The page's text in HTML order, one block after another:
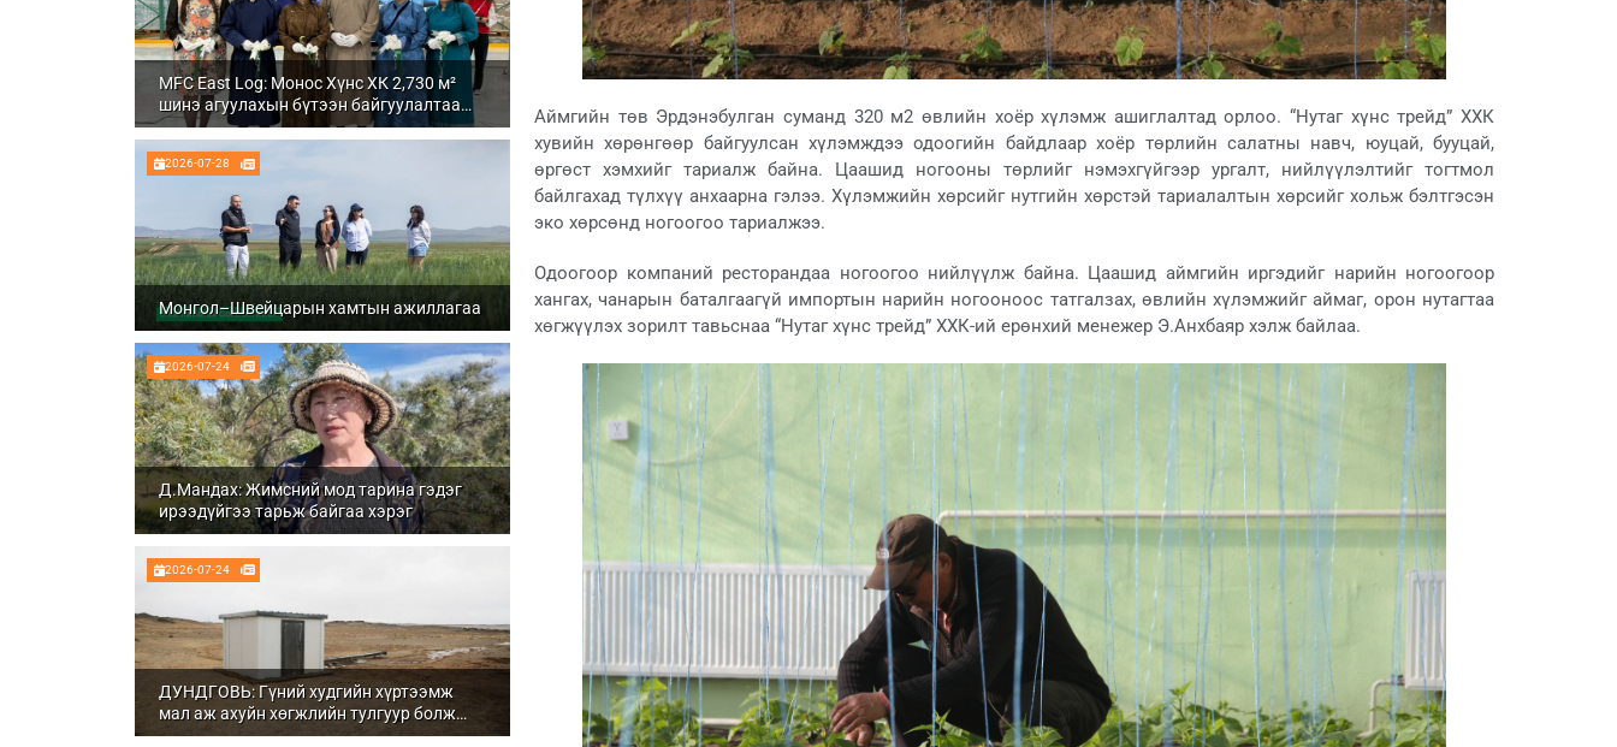
MFC East Log: Монос Хүнс ХК 2,730 м²
шинэ агуулахын бүтээн байгуулалтаа
бүрэн дуусгаж, ашиглалтад орууллаа
2026-07-28
Монгол–Швейцарын хамтын ажиллагаа
2026-07-24
Д.Мандах: Жимсний мод тарина гэдэг
ирээдүйгээ тарьж байгаа хэрэг
2026-07-24
ДУНДГОВЬ: Гүний худгийн хүртээмж
мал аж ахуйн хөгжлийн тулгуур болж
байна
Аймгийн төв Эрдэнэбулган суманд 320 м2 өвлийн хоёр хүлэмж ашиглалтад орлоо. “Нутаг хүнс трейд” ХХК
хувийн хөрөнгөөр байгуулсан хүлэмждээ одоогийн байдлаар хоёр төрлийн салатны навч, юуцай, бууцай,
өргөст хэмхийг тариалж байна. Цаашид ногооны төрлийг нэмэхгүйгээр ургалт, нийлүүлэлтийг тогтмол
байлгахад түлхүү анхаарна гэлээ. Хүлэмжийн хөрсийг нутгийн хөрстэй тариалалтын хөрсийг хольж бэлтгэсэн
эко хөрсөнд ногоогоо тариалжээ.
Одоогоор компаний ресторандаа ногоогоо нийлүүлж байна. Цаашид аймгийн иргэдийг нарийн ногоогоор
хангах, чанарын баталгаагүй импортын нарийн ногооноос татгалзах, өвлийн хүлэмжийг аймаг, орон нутагтаа
хөгжүүлэх зорилт тавьснаа “Нутаг хүнс трейд” ХХК-ий ерөнхий менежер Э.Анхбаяр хэлж байлаа.